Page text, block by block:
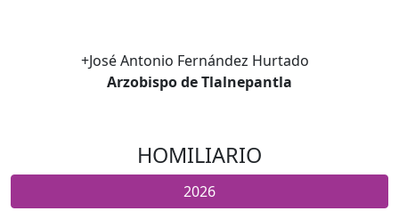
+José Antonio Fernández Hurtado
Arzobispo de Tlalnepantla
HOMILIARIO
2026